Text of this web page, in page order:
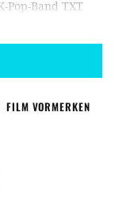
Pop-Band TXT
Chicago, New
San
treten
FILM VORMERKEN